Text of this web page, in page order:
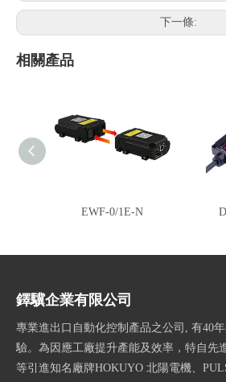
下一條:
相關產品
EWF-0/1E-N
鐸驥企業有限公司
專業進出口自動化控制產品之公司, 有40
驗。為因應工廠提升產能及效率，特自先
等引進知名廠牌HOKUYO 北陽電機、